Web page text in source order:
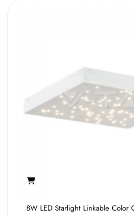
8W LED Starlight Linkable Color